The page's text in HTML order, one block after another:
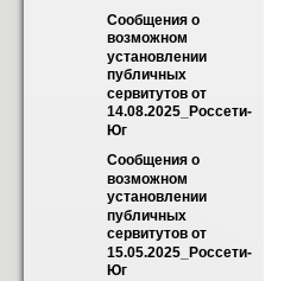
Сообщения о
возможном
установлении
публичных
сервитутов от
14.08.2025_Россети-
Юг
Сообщения о
возможном
установлении
публичных
сервитутов от
15.05.2025_Россети-
Юг